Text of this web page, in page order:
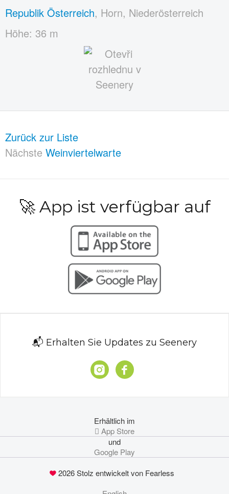
Republik Österreich, Horn, Niederösterreich
Höhe: 36 m
Zurück zur Liste
Nächste Weinviertelwarte
🚀 App ist verfügbar auf
📬 Erhalten Sie Updates zu Seenery
Erhältlich im
 App Store
und
Google Play
2026 Stolz entwickelt von Fearless